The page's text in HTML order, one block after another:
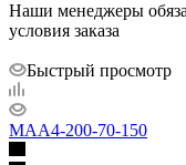
Наши менеджеры
условия заказа
Быстрый просмотр
MAA4-200-70-150